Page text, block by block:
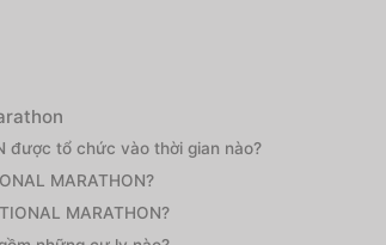
được tổ chức vào thời gian nào?
MARATHON?
MARATHON?